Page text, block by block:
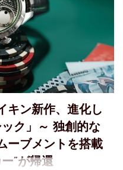
キン新作、進化し
ク」～ 独創的な
ーブメントを搭載
”が帰還